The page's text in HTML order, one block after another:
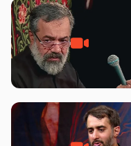
مادر منم مثل تو خمیدم – حاج
کریمی – شهادت حضرت
رایة العباس علیه السلام